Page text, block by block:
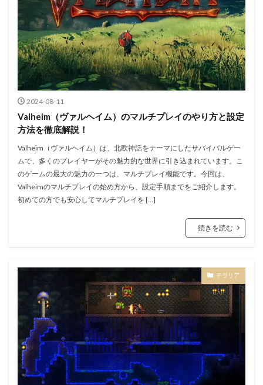
2024-08-11
Valheim（ヴァルヘイム）のマルチプレイのやり方と設定
方法を徹底解説！
Valheim（ヴァルヘイム）は、北欧神話をテーマにしたサバイバルゲー
ムで、多くのプレイヤーがその魅力的な世界に引き込まれています。こ
のゲームの最大の魅力の一つは、マルチプレイ機能です。今回は、
Valheimのマルチプレイの始め方から、設定手順までをご紹介します。
初めての方でも安心してマルチプレイを […]
続きを読む
テラリア